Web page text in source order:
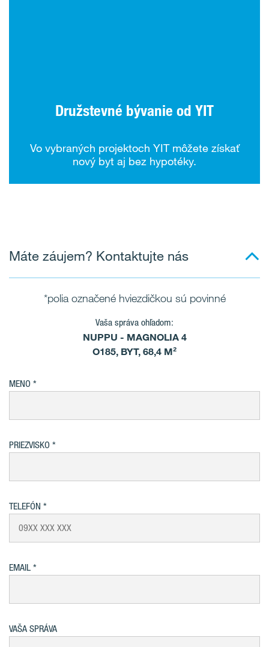
Družstevné bývanie od YIT
Vo vybraných projektoch YIT môžete získať
nový byt aj bez hypotéky.
Máte záujem? Kontaktujte nás
*polia označené hviezdičkou sú povinné
Vaša správa ohľadom:
NUPPU - MAGNOLIA 4
O185, BYT, 68,4 M²
MENO
PRIEZVISKO
TELEFÓN
EMAIL
VAŠA SPRÁVA